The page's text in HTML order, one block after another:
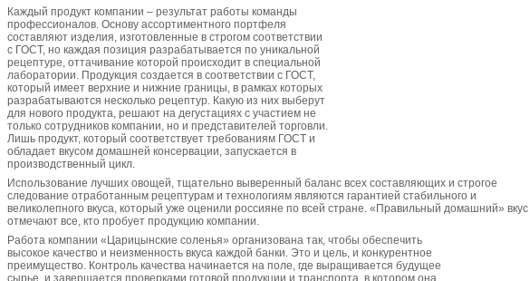
Каждый продукт компании – результат работы команды
профессионалов. Основу ассортиментного портфеля
составляют изделия, изготовленные в строгом соответствии
с ГОСТ, но каждая позиция разрабатывается по уникальной
рецептуре, оттачивание которой происходит в специальной
лаборатории. Продукция создается в соответствии с ГОСТ,
который имеет верхние и нижние границы, в рамках которых
разрабатываются несколько рецептур. Какую из них выберут
для нового продукта, решают на дегустациях с участием не
только сотрудников компании, но и представителей торговли.
Лишь продукт, который соответствует требованиям ГОСТ и
обладает вкусом домашней консервации, запускается в
производственный цикл.
Использование лучших овощей, тщательно выверенный баланс всех составляющих и строгое
следование отработанным рецептурам и технологиям являются гарантией стабильного и
великолепного вкуса, который уже оценили россияне по всей стране. «Правильный домашний» вкус
отмечают все, кто пробует продукцию компании.
Работа компании «Царицынские соленья» организована так, чтобы обеспечить
высокое качество и неизменность вкуса каждой банки. Это и цель, и конкурентное
преимущество. Контроль качества начинается на поле, где выращивается будущее
сырье, и завершается проверками готовой продукции и транспорта, в котором она